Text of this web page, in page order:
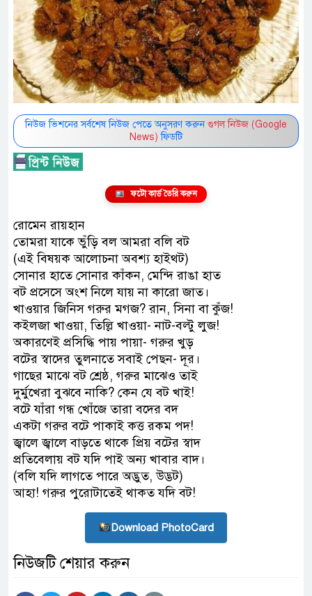
নিউজ ভিশনের সর্বশেষ নিউজ পেতে অনুসরণ করুন গুগল নিউজ (Google
News) ফিডটি
ফটো কার্ড তৈরি করুন
রোমেন রায়হান
তোমরা যাকে ভুঁড়ি বল আমরা বলি বট
(এই বিষয়ক আলোচনা অবশ্য হাইথট)
সোনার হাতে সোনার কাঁকন, মেন্দি রাঙা হাত
বট প্রসেসে অংশ নিলে যায় না কারো জাত।
খাওয়ার জিনিস গরুর মগজ? রান, সিনা বা কুঁজ!
কইলজা খাওয়া, তিল্লি খাওয়া- নাট-বল্টু লুজ!
অকারণেই প্রসিদ্ধি পায় পায়া- গরুর খুড়
বটের স্বাদের তুলনাতে সবাই পেছন- দূর।
গাছের মাঝে বট শ্রেষ্ঠ, গরুর মাঝেও তাই
দুর্মুখেরা বুঝবে নাকি? কেন যে বট খাই!
বটে যাঁরা গন্ধ খোঁজে তারা বদের বদ
একটা গরুর বটে পাকাই কত্ত রকম পদ!
জ্বালে জ্বালে বাড়তে থাকে প্রিয় বটের স্বাদ
প্রতিবেলায় বট যদি পাই অন্য খাবার বাদ।
(বলি যদি লাগতে পারে অদ্ভুত, উদ্ভট)
আহা! গরুর পুরোটাতেই থাকত যদি বট!
Download PhotoCard
নিউজটি শেয়ার করুন